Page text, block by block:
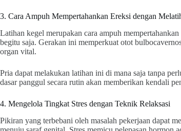
3. Cara Ampuh Mempertahankan Ereksi dengan
Latihan kegel merupakan cara ampuh
begitu saja. Gerakan ini memperkuat otot
organ vital.
Pria dapat melakukan latihan ini di mana saja tanpa
dasar panggul secara rutin akan memberikan kendali
4. Mengelola Tingkat Stres dengan Teknik Relaksasi
Pikiran yang terbebani oleh masalah pekerjaan dapat